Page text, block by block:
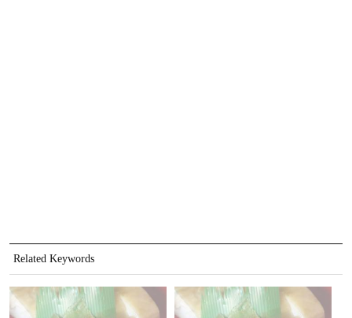
Related Keywords